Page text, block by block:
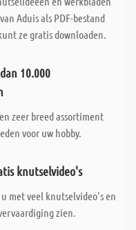
Aduis als PDF-bestand
ze gratis downloaden.
10.000
zeer breed assortiment
voor uw hobby.
knutselvideo's
met veel knutselvideo's en
zien.